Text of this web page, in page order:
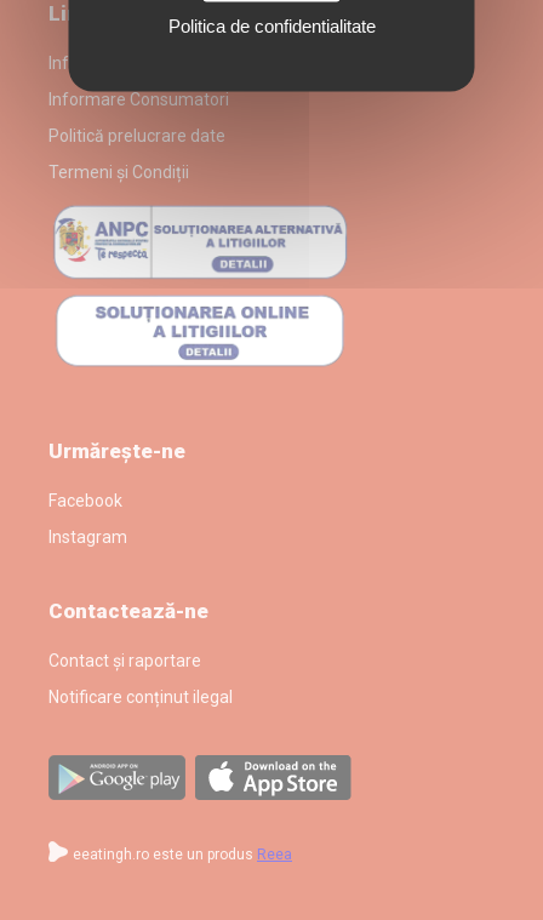
Link-uri utile
Informații despre partenerul Lo Sfizio - Cucina Italiana
Informare Consumatori
Politică prelucrare date
Termeni și Condiții
Urmărește-ne
Facebook
Instagram
Contactează-ne
Contact și raportare
Notificare conținut ilegal
eeatingh.ro este un produs Reea
Politica de confidentialitate